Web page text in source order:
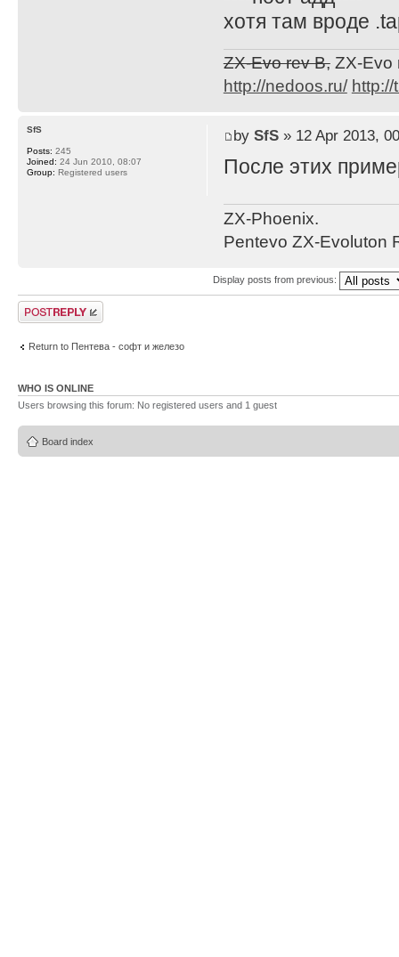
хотя там вроде
ZX-Evo rev B,ZX-Evo
http://nedoos.ru/
by SfS» 12 Apr 2013,
После этих
ZX-Phoenix.
Pentevo ZX-Evoluton
SfS
Posts: 245
Joined: 24 Jun 2010, 08:07
Group: Registered users
Display posts from previous:
Post a reply
Return to Пентева - софт и железо
WHO IS ONLINE
Users browsing this forum: No registered users and 1 guest
Board index